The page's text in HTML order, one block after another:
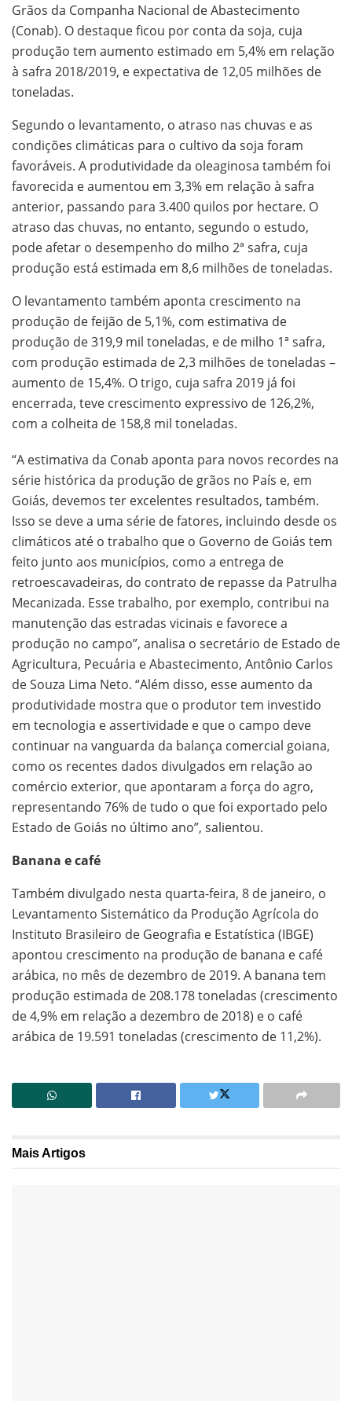
Grãos da Companha Nacional de Abastecimento
(Conab). O destaque ficou por conta da soja, cuja
produção tem aumento estimado em 5,4% em relação
à safra 2018/2019, e expectativa de 12,05 milhões de
toneladas.
Segundo o levantamento, o atraso nas chuvas e as
condições climáticas para o cultivo da soja foram
favoráveis. A produtividade da oleaginosa também foi
favorecida e aumentou em 3,3% em relação à safra
anterior, passando para 3.400 quilos por hectare. O
atraso das chuvas, no entanto, segundo o estudo,
pode afetar o desempenho do milho 2ª safra, cuja
produção está estimada em 8,6 milhões de toneladas.
O levantamento também aponta crescimento na
produção de feijão de 5,1%, com estimativa de
produção de 319,9 mil toneladas, e de milho 1ª safra,
com produção estimada de 2,3 milhões de toneladas –
aumento de 15,4%. O trigo, cuja safra 2019 já foi
encerrada, teve crescimento expressivo de 126,2%,
com a colheita de 158,8 mil toneladas.
“A estimativa da Conab aponta para novos recordes na
série histórica da produção de grãos no País e, em
Goiás, devemos ter excelentes resultados, também.
Isso se deve a uma série de fatores, incluindo desde os
climáticos até o trabalho que o Governo de Goiás tem
feito junto aos municípios, como a entrega de
retroescavadeiras, do contrato de repasse da Patrulha
Mecanizada. Esse trabalho, por exemplo, contribui na
manutenção das estradas vicinais e favorece a
produção no campo”, analisa o secretário de Estado de
Agricultura, Pecuária e Abastecimento, Antônio Carlos
de Souza Lima Neto. “Além disso, esse aumento da
produtividade mostra que o produtor tem investido
em tecnologia e assertividade e que o campo deve
continuar na vanguarda da balança comercial goiana,
como os recentes dados divulgados em relação ao
comércio exterior, que apontaram a força do agro,
representando 76% de tudo o que foi exportado pelo
Estado de Goiás no último ano”, salientou.
Banana e café
Também divulgado nesta quarta-feira, 8 de janeiro, o
Levantamento Sistemático da Produção Agrícola do
Instituto Brasileiro de Geografia e Estatística (IBGE)
apontou crescimento na produção de banana e café
arábica, no mês de dezembro de 2019. A banana tem
produção estimada de 208.178 toneladas (crescimento
de 4,9% em relação a dezembro de 2018) e o café
arábica de 19.591 toneladas (crescimento de 11,2%).
MaisArtigos